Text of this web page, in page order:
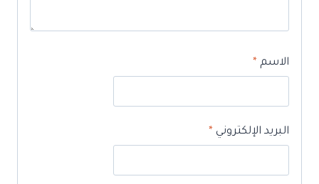
الاسم *
البريد الإلكتروني *